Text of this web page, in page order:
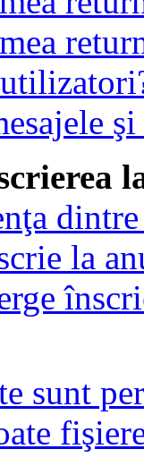
la
sunt